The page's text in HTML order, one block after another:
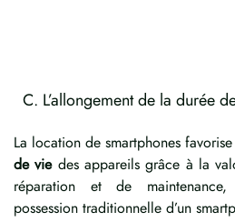
C. L’allongement de la durée
La location de smartphones favorise
de viedes appareils grâce à la
réparation et de
possession traditionnelle d’un